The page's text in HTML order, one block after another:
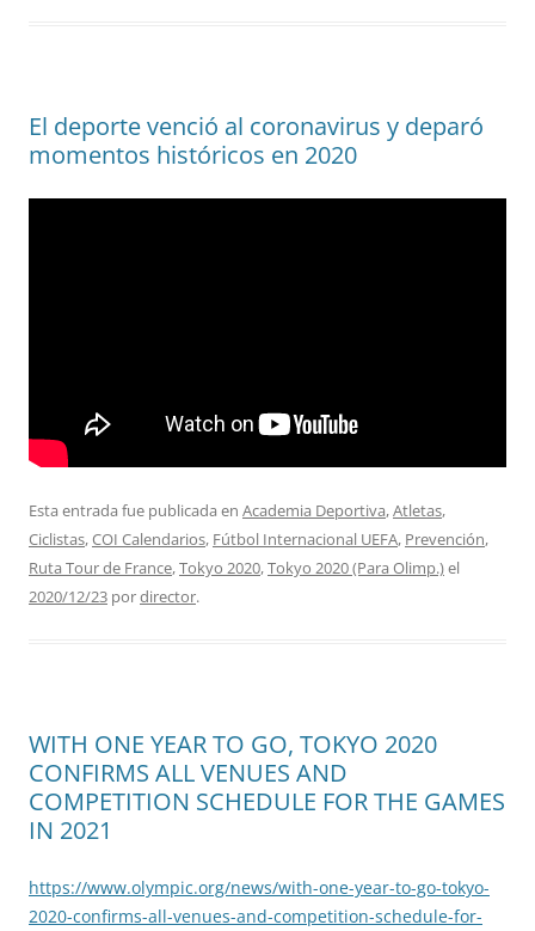
El deporte venció al coronavirus y deparó
momentos históricos en 2020
Esta entrada fue publicada en Academia Deportiva,Atletas,
Ciclistas,COI Calendarios, Fútbol Internacional UEFA, Prevención,
Ruta Tour de France,Tokyo 2020,Tokyo 2020 (Para Olimp.)el
2020/12/23 pordirector.
WITH ONE YEAR TO GO, TOKYO 2020
CONFIRMS ALL VENUES AND
COMPETITION SCHEDULE FOR THE GAMES
IN 2021
https://www.olympic.org/news/with-one-year-to-go-tokyo-
2020-confirms-all-venues-and-competition-schedule-for-